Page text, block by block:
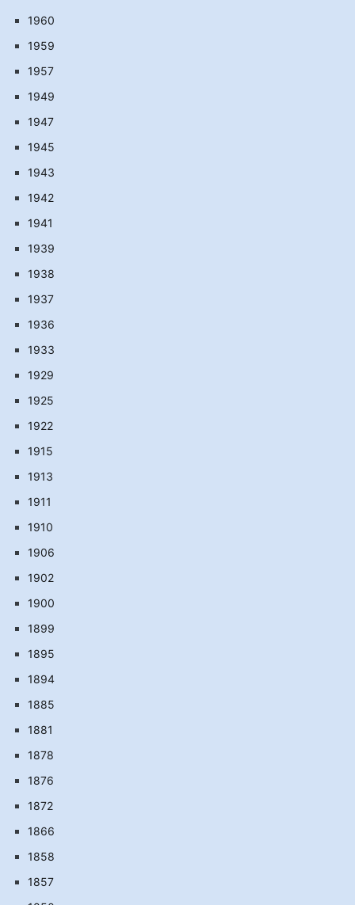
1960
1959
1957
1949
1947
1945
1943
1942
1941
1939
1938
1937
1936
1933
1929
1925
1922
1915
1913
1911
1910
1906
1902
1900
1899
1895
1894
1885
1881
1878
1876
1872
1866
1858
1857